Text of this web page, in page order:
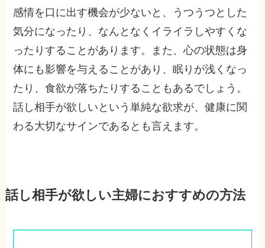
感情を口に出す機会が少ないと、うつうつとした
気分になったり、なんとなくイライラしやすくな
ったりすることがあります。また、心の状態は身
体にも影響を与えることがあり、眠りが浅くなっ
たり、食欲が落ちたりすることもあるでしょう。
話し相手が欲しいという単純な欲求が、健康に関
わる大切なサインであるとも言えます。
話し相手が欲しい主婦におすすめの方法